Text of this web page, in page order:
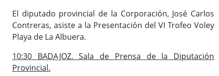
El diputado provincial de la Corporación, José Carlos
Contreras, asiste a la Presentación del VI Trofeo Voley
Playa de La Albuera.
10:30 BADAJOZ. Sala de Prensa de la Diputación
Provincial.